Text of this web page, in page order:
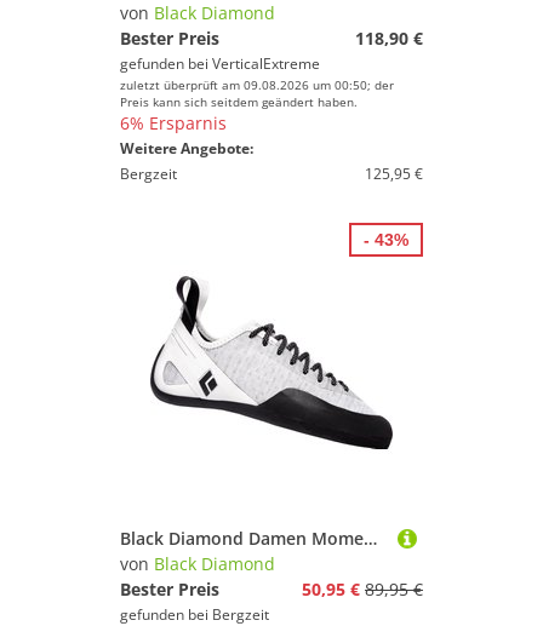
von Black Diamond
Bester Preis
118,90 €
gefunden bei VerticalExtreme
zuletzt überprüft am 09.08.2026 um 00:50; der
Preis kann sich seitdem geändert haben.
6% Ersparnis
Weitere Angebote:
Bergzeit
125,95 €
Black Diamond Damen Momentum Lace Kletterschuhe
von Black Diamond
Bester Preis
50,95 € 89,95 €
gefunden bei Bergzeit
- 43%